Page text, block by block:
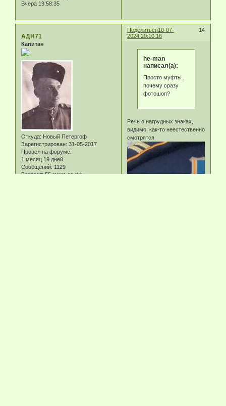
Вчера 19:58:35
Поделиться 14
10-07-
2024 20:10:16
АДН71
Капитан
Откуда: Новый Петергоф
Зарегистрирован: 31-05-2017
Провел на форуме:
1 месяц 19 дней
Сообщений: 1129
Возраст:55[1971-03-06]
he-man
написал(а):
Просто муфты ,
почему сразу
фотошоп?
Речь о нагрудных знаках,
видимо; как-то неестественно
смотрятся